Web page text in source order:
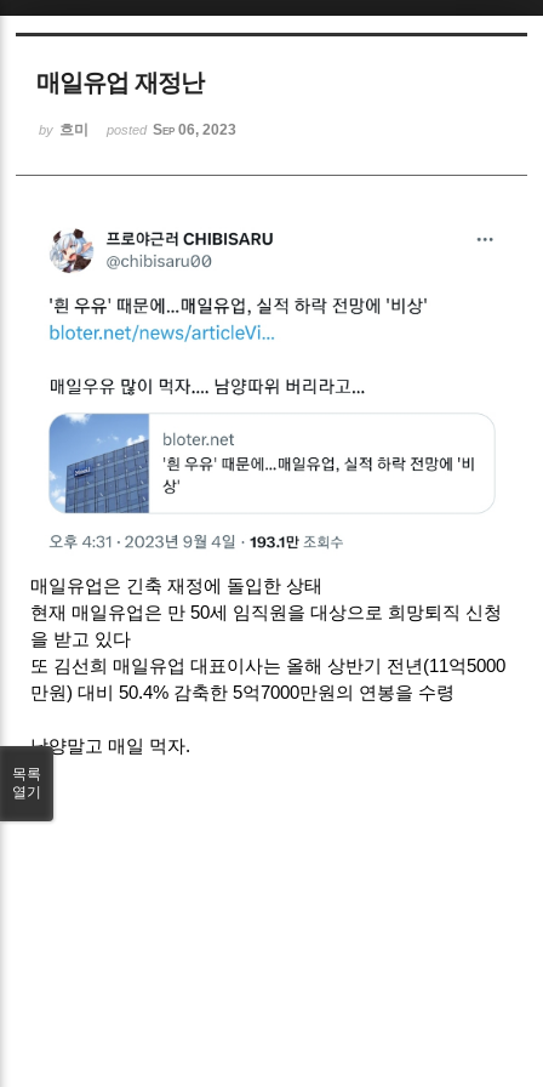
매일유업 재정난
by 흐미 posted Sep 06, 2023
매일유업은 긴축 재정에 돌입한 상태
현재 매일유업은 만 50세 임직원을 대상으로 희망퇴직 신청
을 받고 있다
또 김선희 매일유업 대표이사는 올해 상반기 전년(11억5000
만원) 대비 50.4% 감축한 5억7000만원의 연봉을 수령
남양말고 매일 먹자.
목록
열기
Sketchbook5, 스케치북5
Sketchbook5, 스케치북5